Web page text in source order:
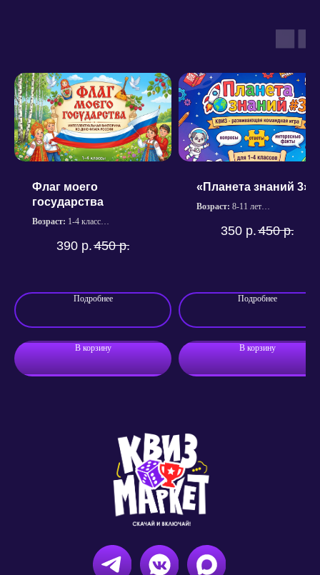
Флаг моего
государства
Возраст: 1-4 класс
Количество вопросов:5
390 р.450 р.
Подробнее
В корзину
«Планета знаний 3»
Возраст: 8-11 лет
Количество вопросов:5 раунда;
350 р.450 р.
Подробнее
В корзину
© 2025 Квиз Маркет. Все права защищены.
Политика конфиденциальности
Кодеки для видео
Магазина «Квиз Маркет»
Согласие на обработку персональных данных